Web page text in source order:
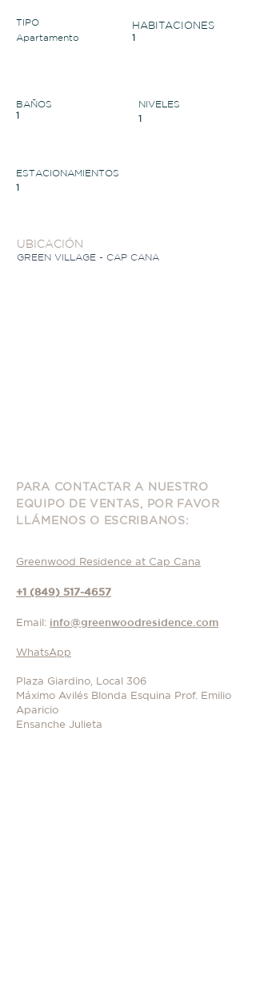
TIPO
Apartamento
HABITACIONES
1
BAÑOS
1
NIVELES
1
ESTACIONAMIENTOS
1
UBICACIÓN
GREEN VILLAGE - CAP CANA
PARA CONTACTAR A NUESTRO
EQUIPO DE VENTAS, POR FAVOR
LLÁMENOS O ESCRIBANOS:
Greenwood Residence at Cap Cana
+1 (849) 517-4657
Email: info@greenwoodresidence.com
WhatsApp
Plaza Giardino, Local 306
Máximo Avilés Blonda Esquina Prof. Emilio
Aparicio
Ensanche Julieta